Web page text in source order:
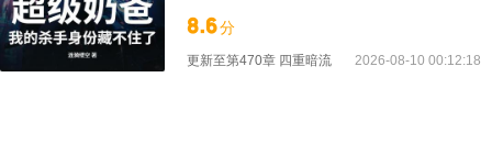
8.6分
更新至第470章 四重暗流 2026-08-10 00:12:18